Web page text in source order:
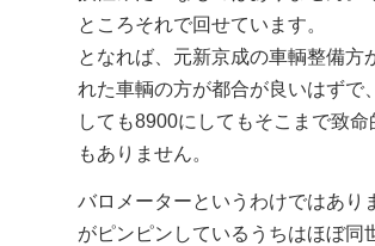
ところそれで回せています。
となれば、元新京成の車輌整備方
れた車輌の方が都合が良いはずで
しても8900にしてもそこまで致
もありません。
バロメーターというわけではあり
がピンピンしているうちはほぼ同